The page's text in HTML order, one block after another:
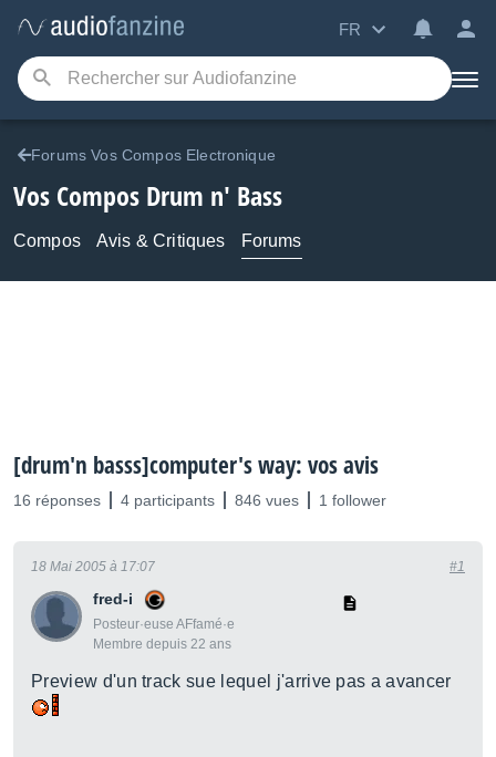
FR
Forums Vos Compos Electronique
Vos Compos Drum n' Bass
Compos Avis & Critiques Forums
[drum'n basss]computer's way: vos avis
16 réponses 4 participants 846 vues 1 follower
fred-i
Posteur·euse AFfamé·e
Membre depuis 22 ans
18 Mai 2005 à 17:07 #1
Preview d'un track sue lequel j'arrive pas a avancer